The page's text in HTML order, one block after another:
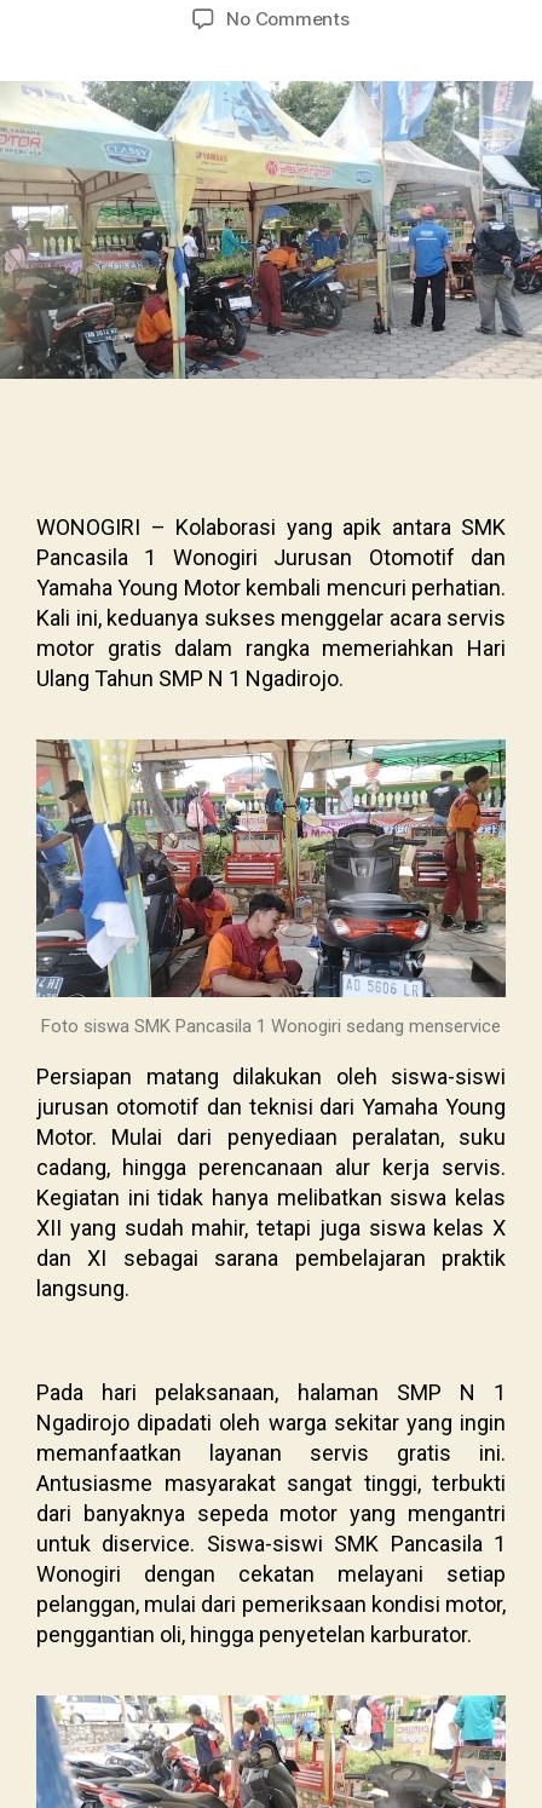
No Comments
WONOGIRI – Kolaborasi yang apik antara SMK
Pancasila 1 Wonogiri Jurusan Otomotif dan
Yamaha Young Motor kembali mencuri perhatian.
Kali ini, keduanya sukses menggelar acara servis
motor gratis dalam rangka memeriahkan Hari
Ulang Tahun SMP N 1 Ngadirojo.
Foto siswa SMK Pancasila 1 Wonogiri sedang menservice
Persiapan matang dilakukan oleh siswa-siswi
jurusan otomotif dan teknisi dari Yamaha Young
Motor. Mulai dari penyediaan peralatan, suku
cadang, hingga perencanaan alur kerja servis.
Kegiatan ini tidak hanya melibatkan siswa kelas
XII yang sudah mahir, tetapi juga siswa kelas X
dan XI sebagai sarana pembelajaran praktik
langsung.
Pada hari pelaksanaan, halaman SMP N 1
Ngadirojo dipadati oleh warga sekitar yang ingin
memanfaatkan layanan servis gratis ini.
Antusiasme masyarakat sangat tinggi, terbukti
dari banyaknya sepeda motor yang mengantri
untuk diservice. Siswa-siswi SMK Pancasila 1
Wonogiri dengan cekatan melayani setiap
pelanggan, mulai dari pemeriksaan kondisi motor,
penggantian oli, hingga penyetelan karburator.